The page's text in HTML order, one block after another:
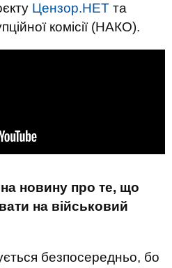
Цензор.НЕТ та
комісії (НАКО).
новину про те, що
на військовий
безпосередньо, бо